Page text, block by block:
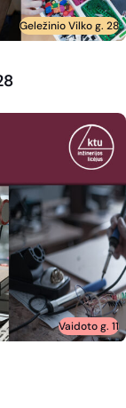
Geležinio Vilko g. 28
Vaidoto g. 11